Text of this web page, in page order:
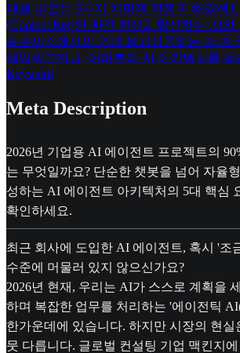
패를 부르는 3가지 치명적 함정과 해결책
(Context Rot)와 환각 현상2. 탈선하는 AI와
프로세스에서의 연쇄 붕괴 성공하는 AI 조
레임워크지금, 여러분의 AI 아키텍처를
Keyword
Meta Description
2026년 기업용 AI 에이전트 프로젝트의
는 무엇일까요? 단순한 챗봇을 넘어 자율
성하는 AI 에이전트 아키텍처의 5대 핵심
확인하세요.
최근 회사에 도입한 AI 에이전트, 혹시 '조
수준에 머물러 있지 않으신가요?
2026년 현재, 우리는 AI가 스스로 계획을
하며 복잡한 업무를 처리하는 '에이전틱
한가운데에 있습니다. 하지만 시장의 현
뭇 다릅니다. 글로벌 컨설팅 기업 맥킨지